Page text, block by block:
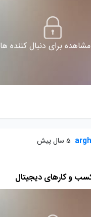
برای دنبال کننده ها
5 سال پیش
کسب و کارهای دیجیتال